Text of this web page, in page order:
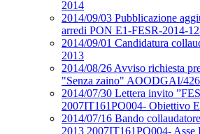
2014
2014/09/03 Pubblicazione
arredi PON E1-FESR-2014-
2014/09/01 Candidatura
2013
2014/08/26 Avviso richiesta
"Senza zaino" AOODGAI/
2014/07/30 Lettera invito
2007IT161PO004- Obiettivo
2014/07/16 Bando
2013 2007IT161PO004-